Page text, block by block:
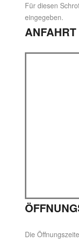
Für diesen
eingegeben.
Die